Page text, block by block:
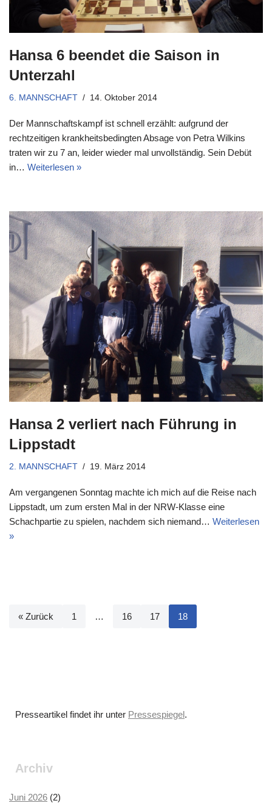
Hansa 6 beendet die Saison in
Unterzahl
6. MANNSCHAFT 14. Oktober 2014
Der Mannschaftskampf ist schnell erzählt: aufgrund der
rechtzeitigen krankheitsbedingten Absage von Petra Wilkins
traten wir zu 7 an, leider wieder mal unvollständig. Sein Debüt
in… Weiterlesen »
Hansa 2 verliert nach Führung in
Lippstadt
2. MANNSCHAFT 19. März 2014
Am vergangenen Sonntag machte ich mich auf die Reise nach
Lippstadt, um zum ersten Mal in der NRW-Klasse eine
Schachpartie zu spielen, nachdem sich niemand… Weiterlesen
»
« Zurück 1 … 16 17 18
Presseartikel findet ihr unter Pressespiegel.
Archiv
Juni 2026 (2)